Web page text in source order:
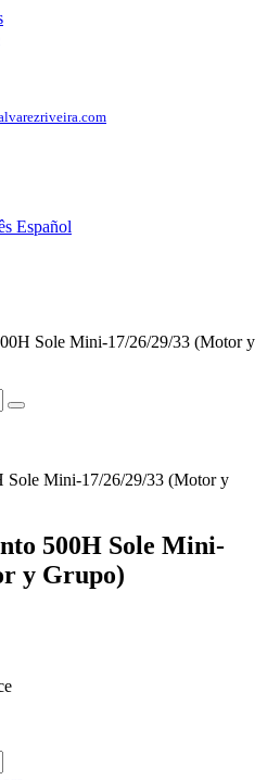
Español
Sole Mini-17/26/29/33 (Motor y
500H Sole Mini-
y Grupo)